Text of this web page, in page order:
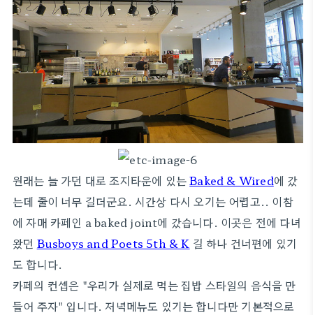
원래는 늘 가던 대로 조지타운에 있는Baked & Wired에 갔
는데 줄이 너무 길더군요. 시간상 다시 오기는 어렵고.. 이참
에 자매 카페인 a baked joint에 갔습니다. 이곳은 전에 다녀
왔던 Busboys and Poets 5th & K 길 하나 건너편에 있기
도 합니다.
카페의 컨셉은 "우리가 실제로 먹는 집밥 스타일의 음식을 만
들어 주자" 입니다. 저녁메뉴도 있기는 합니다만 기본적으로